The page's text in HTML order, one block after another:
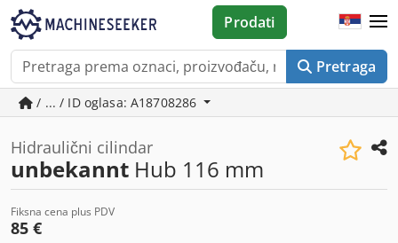
Pretraga
Prodati
/ ... / ID oglasa: A18708286
Hidraulični cilindar
unbekannt Hub 116 mm
Fiksna cena plus PDV
85 €